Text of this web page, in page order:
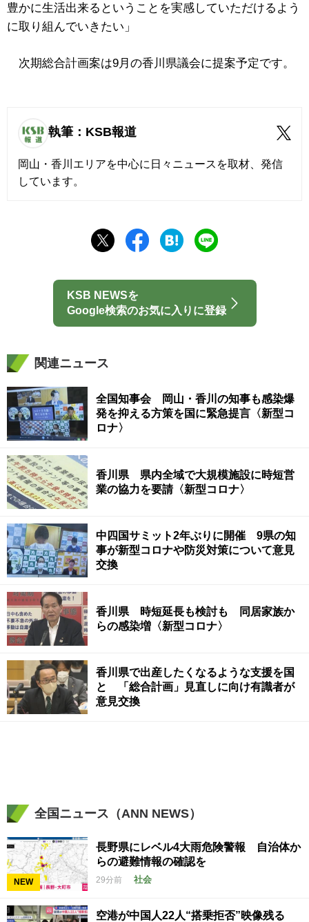
豊かに生活出来るということを実感していただけるよう
に取り組んでいきたい」
次期総合計画案は9月の香川県議会に提案予定です。
執筆：KSB報道
岡山・香川エリアを中心に日々ニュースを取材、発信
しています。
KSB NEWSを
Google検索のお気に入りに登録
関連ニュース
全国知事会 岡山・香川の知事も感染爆
発を抑える方策を国に緊急提言〈新型コ
ロナ〉
香川県 県内全域で大規模施設に時短営
業の協力を要請〈新型コロナ〉
中四国サミット2年ぶりに開催 9県の知
事が新型コロナや防災対策について意見
交換
香川県 時短延長も検討も 同居家族か
らの感染増〈新型コロナ〉
香川県で出産したくなるような支援を国
と 「総合計画」見直しに向け有識者が
意見交換
全国ニュース（ANN NEWS）
NEW
長野県にレベル4大雨危険警報 自治体か
らの避難情報の確認を
29分前 社会
空港が中国人22人“搭乗拒否”映像残る